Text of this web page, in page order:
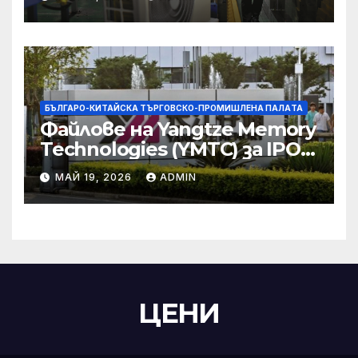
търговски консултации:
министерство
БЪЛГАРО-КИТАЙСКА ТЪРГОВСКО-ПРОМИШЛЕНА ПАЛAТА
Файлове на Yangtze Memory
Technologies (YMTC) за IPO
на STAR Market
МАЙ 19, 2026 ADMIN
ЦЕНИ